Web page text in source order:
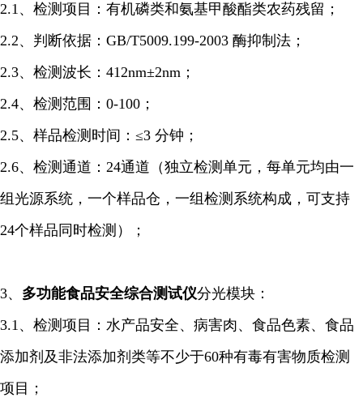
2.1、检测项目：有机磷类和氨基甲酸酯类农药残留；
2.2、判断依据：GB/T5009.199-2003 酶抑制法；
2.3、检测波长：412nm±2nm；
2.4、检测范围：0-100；
2.5、样品检测时间：≤3 分钟；
2.6、检测通道：24通道（独立检测单元，每单元均由一
组光源系统，一个样品仓，一组检测系统构成，可支持
24个样品同时检测）；
3、 多功能食品安全综合测试仪分光模块：
3.1、检测项目：水产品安全、病害肉、食品色素、食品
添加剂及非法添加剂类等不少于60种有毒有害物质检测
项目；